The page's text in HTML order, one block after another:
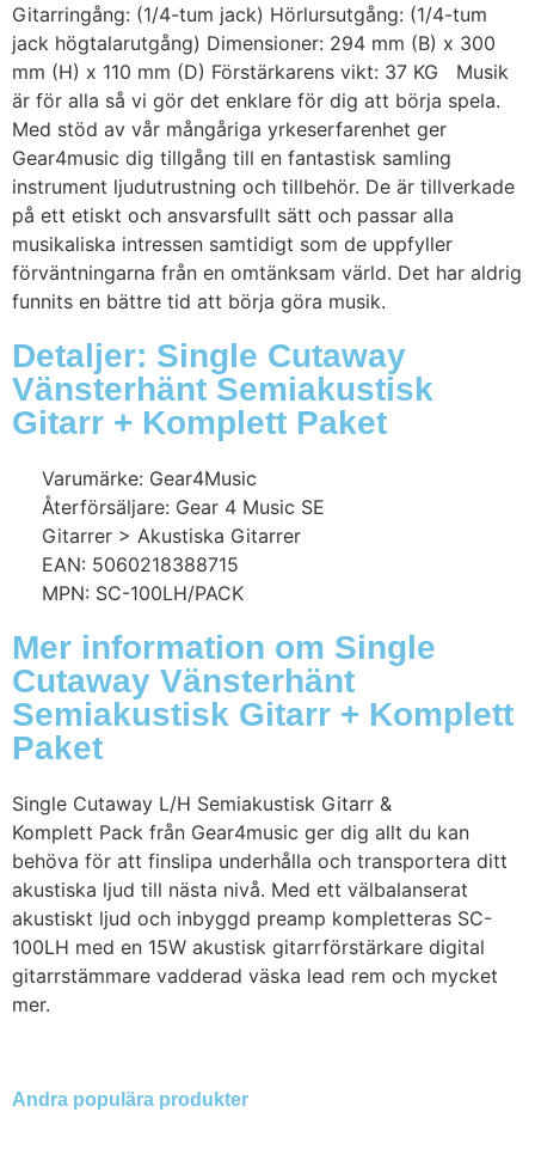
Gitarringång: (1/4-tum jack) Hörlursutgång: (1/4-tum
jack högtalarutgång) Dimensioner: 294 mm (B) x 300
mm (H) x 110 mm (D) Förstärkarens vikt: 37 KG Musik
är för alla så vi gör det enklare för dig att börja spela.
Med stöd av vår mångåriga yrkeserfarenhet ger
Gear4music dig tillgång till en fantastisk samling
instrument ljudutrustning och tillbehör. De är tillverkade
på ett etiskt och ansvarsfullt sätt och passar alla
musikaliska intressen samtidigt som de uppfyller
förväntningarna från en omtänksam värld. Det har aldrig
funnits en bättre tid att börja göra musik.
Detaljer: Single Cutaway
Vänsterhänt Semiakustisk
Gitarr + Komplett Paket
Varumärke: Gear4Music
Återförsäljare: Gear 4 Music SE
Gitarrer > Akustiska Gitarrer
EAN: 5060218388715
MPN: SC-100LH/PACK
Mer information om Single
Cutaway Vänsterhänt
Semiakustisk Gitarr + Komplett
Paket
Single Cutaway L/H Semiakustisk Gitarr &
Komplett Pack från Gear4music ger dig allt du kan
behöva för att finslipa underhålla och transportera ditt
akustiska ljud till nästa nivå. Med ett välbalanserat
akustiskt ljud och inbyggd preamp kompletteras SC-
100LH med en 15W akustisk gitarrförstärkare digital
gitarrstämmare vadderad väska lead rem och mycket
mer.
Andra populära produkter